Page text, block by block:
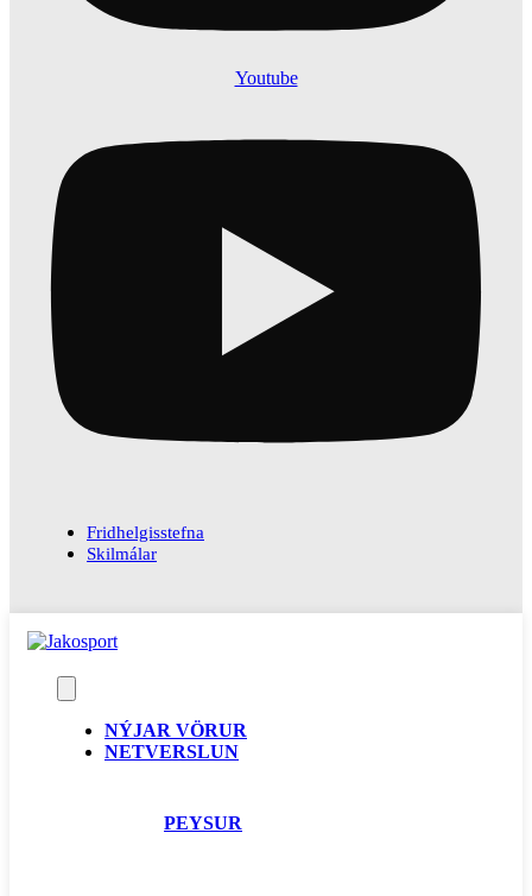
Youtube
Fridhelgisstefna
Skilmálar
NÝJAR VÖRUR
NETVERSLUN
PEYSUR